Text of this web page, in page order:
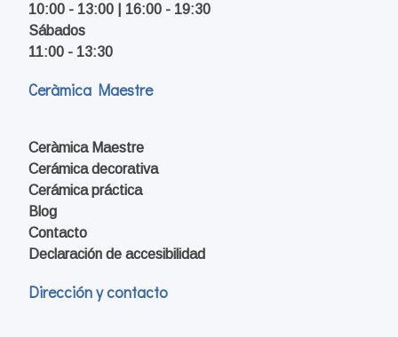
10:00 - 13:00 | 16:00 - 19:30
Sábados
11:00 - 13:30
Ceràmica Maestre
Ceràmica Maestre
Cerámica decorativa
Cerámica práctica
Blog
Contacto
Declaración de accesibilidad
Dirección y contacto